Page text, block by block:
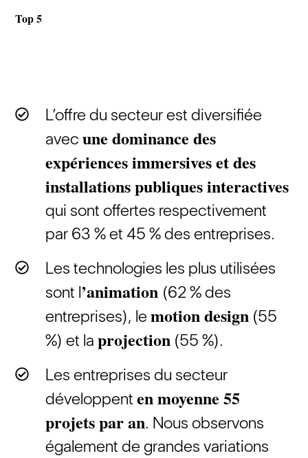
Top 5
L’offre du secteur est diversifiée
avecune dominance des
expériences immersives et des
installations publiques interactives
qui sont offertes respectivement
par 63 % et 45 % des entreprises.
Les technologies les plus utilisées
sont l’animation (62 % des
entreprises), lemotion design (55
%) et laprojection (55 %).
Les entreprises du secteur
développenten moyenne 55
projets par an. Nous observons
également de grandes variations